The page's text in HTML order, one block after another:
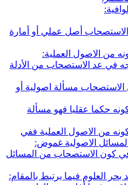
أصل عملي أو أمارة
من الاصول العملية:
في عد الاستصحاب من الأدلة
مسألة اصولية أو
حكما عقليا فهو مسألة
من الاصول العملية ففي
الاصولية غموض:
كون الاستصحاب من المسائل
العلوم فيما يرتبط بالمقام: